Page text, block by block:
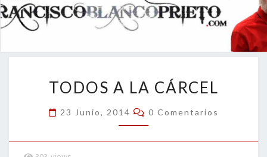
DE
BREVE
RECORRIDO
VITAL Y
ACTUALIDAD
A
LA
CÁRCEL
TODOS A LA CÁRCEL
23 Junio, 2014 Comentarios
0 Comentarios